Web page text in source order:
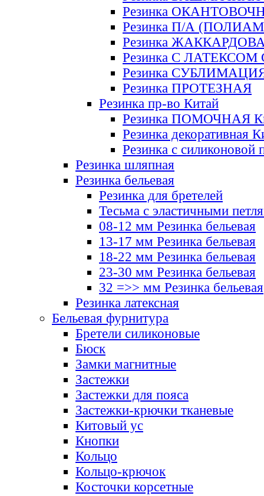
Резинка
Резинка П/А
Резинка
Резинка С ЛАТЕКСОМ
Резинка
Резинка ПРОТЕЗНАЯ
Резинка пр-во Китай
Резинка ПОМОЧНАЯ
Резинка декоративная
Резинка с силиконовой
Резинка шляпная
Резинка бельевая
Резинка для бретелей
Тесьма с эластичными
08-12 мм Резинка бельевая
13-17 мм Резинка бельевая
18-22 мм Резинка бельевая
23-30 мм Резинка бельевая
32 =>> мм Резинка бельевая
Резинка латексная
Бельевая фурнитура
Бретели силиконовые
Бюск
Замки магнитные
Застежки
Застежки для пояса
Застежки-крючки тканевые
Китовый ус
Кнопки
Кольцо
Кольцо-крючок
Косточки корсетные